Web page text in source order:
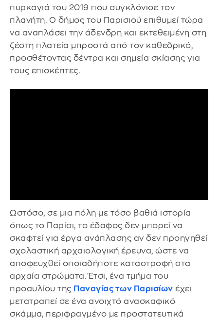
πυρκαγιά του 2019 που συγκλόνισε τον
πλανήτη. Ο δήμος του Παρισιού επιθυμεί τώρα
να αναπλάσει την άδενδρη και εκτεθειμένη στη
ζέστη πλατεία μπροστά από τον καθεδρικό,
προσθέτοντας δέντρα και σημεία σκίασης για
τους επισκέπτες.
Ωστόσο, σε μια πόλη με τόσο βαθιά ιστορία
όπως το Παρίσι, το έδαφος δεν μπορεί να
σκαφτεί για έργα ανάπλασης αν δεν προηγηθεί
σχολαστική αρχαιολογική έρευνα, ώστε να
αποφευχθεί οποιαδήποτε καταστροφή στα
αρχαία στρώματα. Έτσι, ένα τμήμα του
προαυλίου της Παναγίας των Παρισίων έχει
μετατραπεί σε ένα ανοιχτό ανασκαφικό
σκάμμα, περιφραγμένο με προστατευτικά